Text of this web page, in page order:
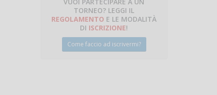
TORNEO? LEGGI IL
REGOLAMENTO E LE MODALITÀ
DI ISCRIZIONE!
Come faccio ad iscrivermi?